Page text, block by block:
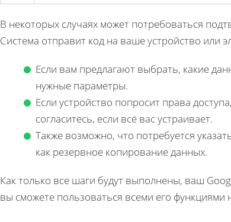
В некоторых случаях может потребоваться
Система отправит код на ваше устройство или
Если вам предлагают выбрать, какие
нужные параметры.
Если устройство попросит права
согласитесь, если всё вас устраивает.
Также возможно, что потребуется
как резервное копирование данных.
Как только все шаги будут выполнены, ваш
вы сможете пользоваться всеми его функциями